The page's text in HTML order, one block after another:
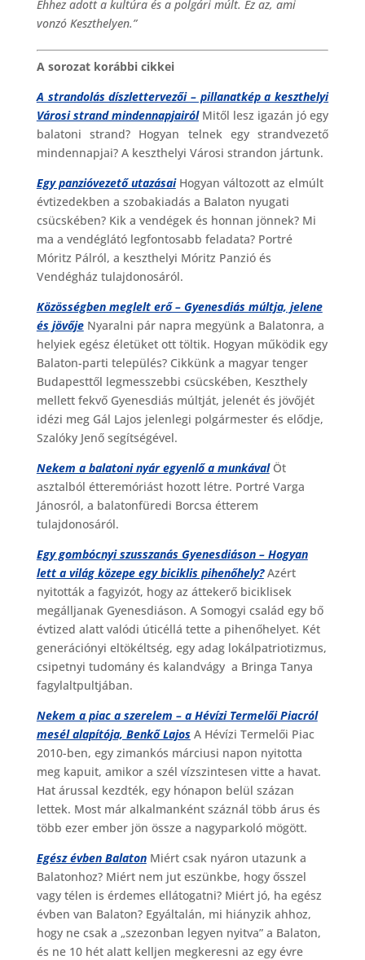
Ehhez adott a kultúra és a polgári múlt. Ez az, ami
vonzó Keszthelyen.”
A sorozat korábbi cikkei
A strandolás díszlettervezői – pillanatkép a keszthelyi
Városi strand mindennapjairól Mitől lesz igazán jó egy
balatoni strand? Hogyan telnek egy strandvezető
mindennapjai? A keszthelyi Városi strandon jártunk.
Egy panzióvezető utazásaiHogyan változott az elmúlt
évtizedekben a szobakiadás a Balaton nyugati
csücskében? Kik a vendégek és honnan jönnek? Mi
ma a vendéglátó legfontosabb feladata? Portré
Móritz Pálról, a keszthelyi Móritz Panzió és
Vendégház tulajdonosáról.
Közösségben meglelt erő – Gyenesdiás múltja, jelene
és jövője Nyaralni pár napra megyünk a Balatonra, a
helyiek egész életüket ott töltik. Hogyan működik egy
Balaton-parti település? Cikkünk a magyar tenger
Budapesttől legmesszebbi csücskében, Keszthely
mellett fekvő Gyenesdiás múltját, jelenét és jövőjét
idézi meg Gál Lajos jelenlegi polgármester és elődje,
Szalóky Jenő segítségével.
Nekem a balatoni nyár egyenlő a munkávalÖt
asztalból étteremóriást hozott létre. Portré Varga
Jánosról, a balatonfüredi Borcsa étterem
tulajdonosáról.
Egy gombócnyi szusszanás Gyenesdiáson – Hogyan
lett a világ közepe egy biciklis pihenőhely? Azért
nyitották a fagyizót, hogy az áttekerő biciklisek
megálljanak Gyenesdiáson. A Somogyi család egy bő
évtized alatt valódi úticéllá tette a pihenőhelyet. Két
generációnyi eltökéltség, egy adag lokálpatriotizmus,
csipetnyi tudomány és kalandvágy a Bringa Tanya
fagylaltpultjában.
Nekem a piac a szerelem – a Hévízi Termelői Piacról
mesél alapítója, Benkő LajosA Hévízi Termelői Piac
2010-ben, egy zimankós márciusi napon nyitotta
meg kapuit, amikor a szél vízszintesen vitte a havat.
Hat árussal kezdték, egy hónapon belül százan
lettek. Most már alkalmanként száznál több árus és
több ezer ember jön össze a nagyparkoló mögött.
Egész évben BalatonMiért csak nyáron utazunk a
Balatonhoz? Miért nem jut eszünkbe, hogy ősszel
vagy télen is érdemes ellátogatni? Miért jó, ha egész
évben van Balaton? Egyáltalán, mi hiányzik ahhoz,
hogy ne csak a „szezonban legyen nyitva” a Balaton,
és ne 10 hét alatt kelljen megkeresni az egy évre